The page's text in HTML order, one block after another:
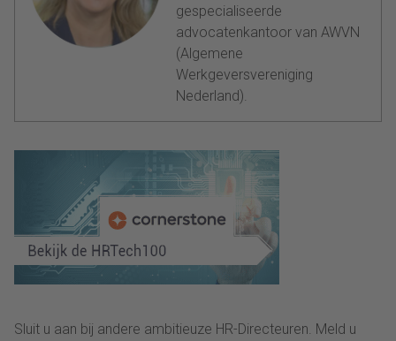
gespecialiseerde
advocatenkantoor van AWVN
(Algemene
Werkgeversvereniging
Nederland).
Sluit u aan bij andere ambitieuze HR-Directeuren. Meld u